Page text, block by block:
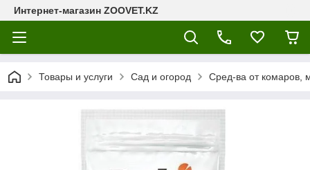
Интернет-магазин ZOOVET.KZ
Товары и услуги Сад и огород Сред-ва от комаров,